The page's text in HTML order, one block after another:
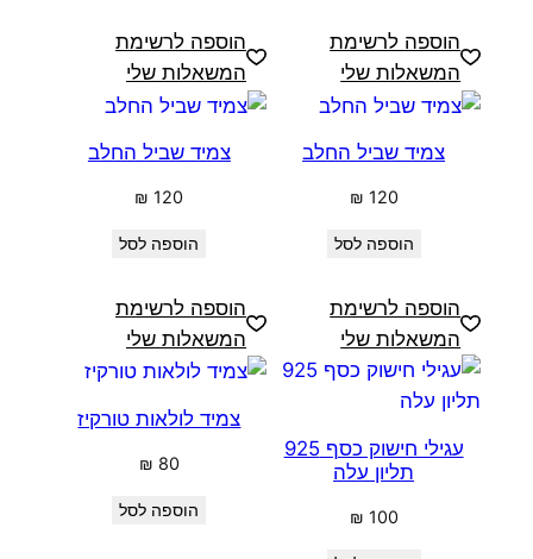
הוספה לרשימת
המשאלות שלי
הוספה לרשימת
המשאלות שלי
צמיד שביל החלב
₪ 120
הוספה לסל
הוספה לרשימת
המשאלות שלי
צמיד שביל החלב
₪ 120
הוספה לסל
הוספה לרשימת
המשאלות שלי
עגילי חישוק כסף 925
תליון עלה
₪ 100
צמיד לולאות טורקיז
₪ 80
הוספה לסל